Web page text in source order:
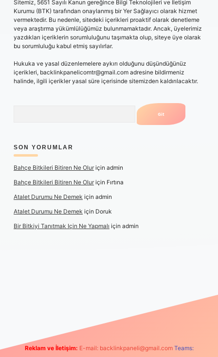
Sitemiz, 5651 Sayılı Kanun gereğince Bilgi Teknolojileri ve İletişim
Kurumu (BTK) tarafından onaylanmış bir Yer Sağlayıcı olarak hizmet
vermektedir. Bu nedenle, sitedeki içerikleri proaktif olarak denetleme
veya araştırma yükümlülüğümüz bulunmamaktadır. Ancak, üyelerimiz
yazdıkları içeriklerin sorumluluğunu taşımakta olup, siteye üye olarak
bu sorumluluğu kabul etmiş sayılırlar.
Hukuka ve yasal düzenlemelere aykırı olduğunu düşündüğünüz
içerikleri, backlinkpanelicomtr@gmail.com adresine bildirmeniz
halinde, ilgili içerikler yasal süre içerisinde sitemizden kaldırılacaktır.
SON YORUMLAR
Bahçe Bitkileri Bitiren Ne Oluriçin admin
Bahçe Bitkileri Bitiren Ne Oluriçin Fırtına
Atalet Durumu Ne Demek için admin
Atalet Durumu Ne Demek için Doruk
Bir Bitkiyi Tanıtmak Için Ne Yapmalı için admin
Reklam ve İletişim: E-mail: backlinkpaneli@gmail.com Teams: